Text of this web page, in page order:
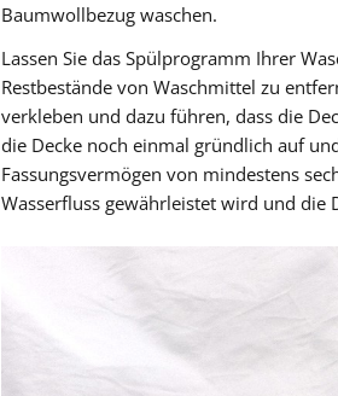
Baumwollbezug waschen.
Lassen Sie das Spülprogramm Ihrer
Restbestände von Waschmittel zu
verkleben und dazu führen, dass die
die Decke noch einmal gründlich auf
Fassungsvermögen von mindestens
Wasserfluss gewährleistet wird und die